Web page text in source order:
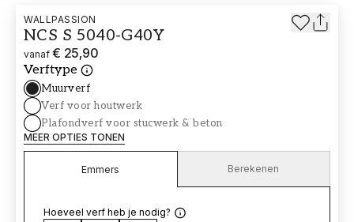
WALLPASSION
NCS S 5040-G40Y
vanaf € 25,90
Verftype
Muurverf
Verf voor houtwerk
Plafondverf voor stucwerk & beton
MEER OPTIES TONEN
Emmers Berekenen
Hoeveel verf heb je nodig?